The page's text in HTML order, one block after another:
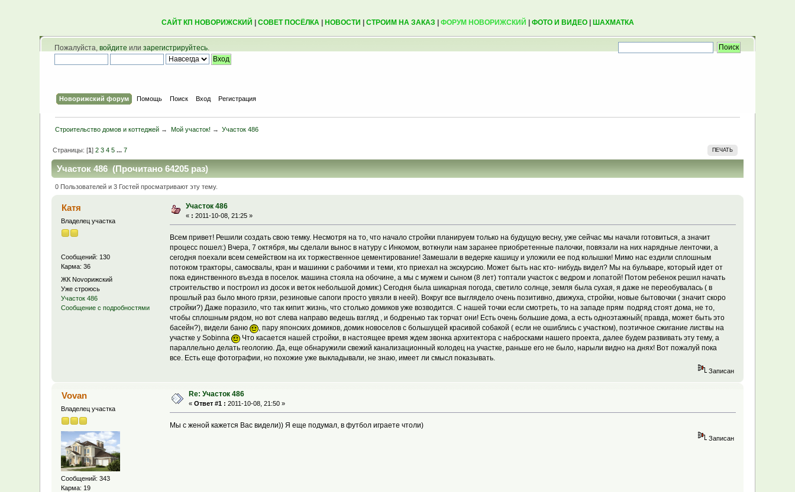
САЙТ КП НОВОРИЖСКИЙ СОВЕТ ПОСЁЛКА| НОВОСТИ СТРОИМ НА ЗАКАЗ ФОРУМ НОВОРИЖСКИЙ ФОТО И ВИДЕО| ШАХМАТКА
Пожалуйста,войдите илизарегистрируйтесь.
Новорижский форум Помощь Поиск Вход Регистрация
Строительство домов и коттеджей → Мой участок! → Участок 486
ПЕЧАТЬ
Страницы: [1]2 3 4 5 ...7
Участок 486 (Прочитано 64205 раз)
0 Пользователей и 3 Гостей просматривают эту тему.
Катя
Владелец участка
Сообщений: 130
Карма: 36
ЖК Novoрижский
Уже строюсь
Участок 486
Сообщение с подробностями
Участок 486
« : 2011-10-08, 21:25 »
Всем привет! Решили создать свою темку. Несмотря на то, что начало стройки планируем только на будущую весну, уже сейчас мы начали готовиться, а значит
процесс пошел:) Вчера, 7 октября, мы сделали вынос в натуру с Инкомом, воткнули нам заранее приобретенные палочки, повязали на них нарядные ленточки, а
сегодня поехали всем семейством на их торжественное цементирование! Замешали в ведерке кашицу и уложили ее под колышки! Мимо нас ездили сплошным
потоком тракторы, самосвалы, кран и машинки с рабочими и теми, кто приехал на экскурсию. Может быть нас кто- нибудь видел? Мы на бульваре, который идет от
пока единственного въезда в поселок. машина стояла на обочине, а мы с мужем и сыном (8 лет) топтали участок с ведром и лопатой! Потом ребенок решил начать
строительство и построил из досок и веток небольшой домик:) Сегодня была шикарная погода, светило солнце, земля была сухая, я даже не переобувалась ( в
прошлый раз было много грязи, резиновые сапоги просто увязли в неей). Вокруг все выглядело очень позитивно, движуха, стройки, новые бытовочки ( значит скоро
стройки?) Даже поразило, что так кипит жизнь, что столько домиков уже возводится. С нашей точки если смотреть, то на западе прям подряд стоят дома, не то,
чтобы сплошным рядом, но вот слева направо ведешь взгляд , и бодренько так торчат они! Есть очень большие дома, а есть одноэтажный( правда, может быть это
басейн?), видели баню
, пару японских домиков, домик новоселов с большущей красивой собакой ( если не ошиблись с участком), поэтичное сжигание листвы на
участке у Sobinna
Что касается нашей стройки, в настоящее время ждем звонка архитектора с набросками нашего проекта, далее будем развивать эту тему, а
параллельно делать геологию. Да, еще обнаружили свежий канализационный колодец на участке, раньше его не было, нарыли видно на днях! Вот пожалуй пока
все. Есть еще фотографии, но похожие уже выкладывали, не знаю, имеет ли смысл показывать.
Записан
Vovan
Владелец участка
Сообщений: 343
Карма: 19
Re: Участок 486
«Ответ #1 : 2011-10-08, 21:50 »
Мы с женой кажется Вас видели)) Я еще подумал, в футбол играете чтоли)
Записан